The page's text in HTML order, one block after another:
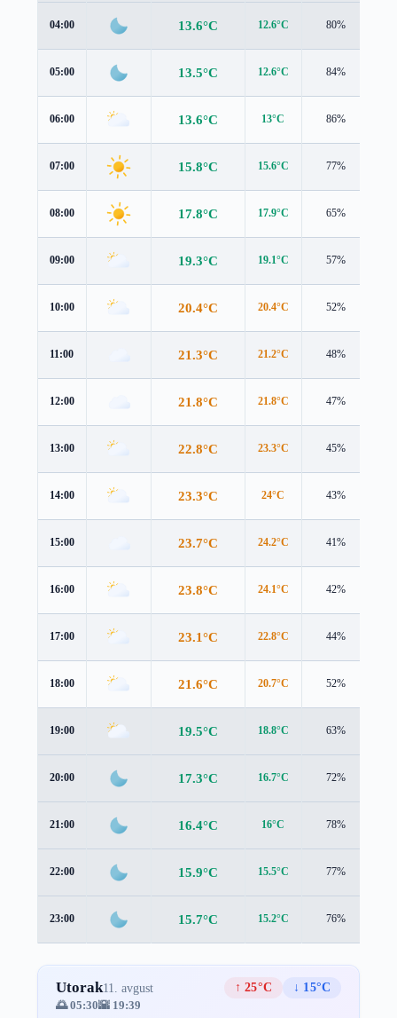
04:00 13.6°C 12.6°C 80%
05:00 13.5°C 12.6°C 84%
06:00 13.6°C 13°C 86%
07:00 15.8°C 15.6°C 77%
08:00 17.8°C 17.9°C 65%
09:00 19.3°C 19.1°C 57%
10:00 20.4°C 20.4°C 52%
11:00 21.3°C 21.2°C 48%
12:00 21.8°C 21.8°C 47%
13:00 22.8°C 23.3°C 45%
14:00 23.3°C 24°C 43%
15:00 23.7°C 24.2°C 41%
16:00 23.8°C 24.1°C 42%
17:00 23.1°C 22.8°C 44%
18:00 21.6°C 20.7°C 52%
19:00 19.5°C 18.8°C 63%
20:00 17.3°C 16.7°C 72%
21:00 16.4°C 16°C 78%
22:00 15.9°C 15.5°C 77%
23:00 15.7°C 15.2°C 76%
Utorak11. avgust ↑ 25°C
↓ 15°C
🌅 05:30🌇 19:39